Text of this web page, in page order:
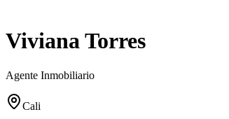
Viviana Torres
Agente Inmobiliario
Cali